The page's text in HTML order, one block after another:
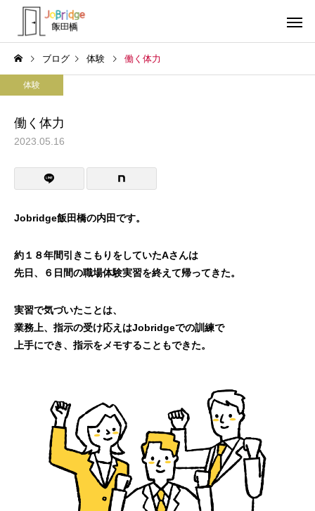
生成AIの書いた文書
ブログ 体験 働く体力
体験
働く体力
2023.05.16
Jobridge飯田橋の内田です。
約１８年間引きこもりをしていたAさんは
先日、６日間の職場体験実習を終えて帰ってきた。
実習で気づいたことは、
業務上、指示の受け応えはJobridgeでの訓練で
上手にでき、指示をメモすることもできた。